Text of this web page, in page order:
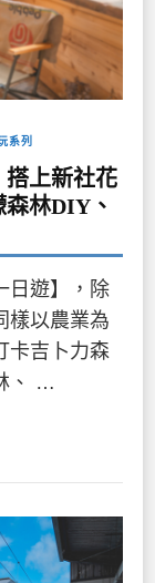
系列
搭上新社花
林DIY、
日遊】，除
樣以農業為
卡吉卜力森
、 …